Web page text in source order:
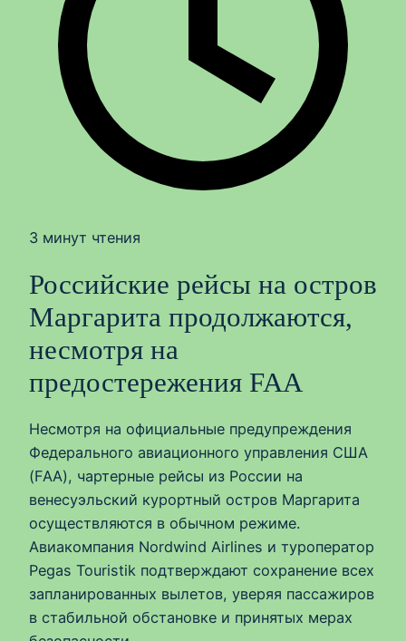
3 минут чтения
Российские рейсы на остров
Маргарита продолжаются,
несмотря на
предостережения FAA
Несмотря на официальные предупреждения
Федерального авиационного управления США
(FAA), чартерные рейсы из России на
венесуэльский курортный остров Маргарита
осуществляются в обычном режиме.
Авиакомпания Nordwind Airlines и туроператор
Pegas Touristik подтверждают сохранение всех
запланированных вылетов, уверяя пассажиров
в стабильной обстановке и принятых мерах